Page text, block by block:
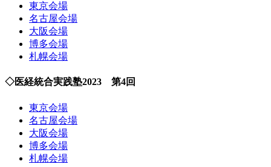
東京会場
名古屋会場
大阪会場
博多会場
札幌会場
◇医経統合実践塾2023 第4回
東京会場
名古屋会場
大阪会場
博多会場
札幌会場